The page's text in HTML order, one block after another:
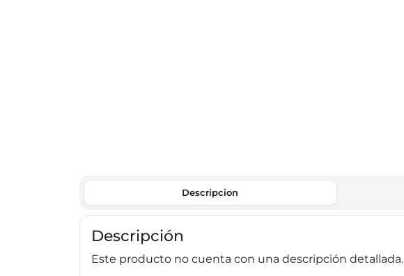
Descripcion
Descripción
Este producto no cuenta con una descripción detallada.